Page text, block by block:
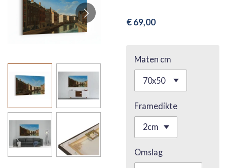
€ 69,00
Maten cm
Framedikte
Omslag